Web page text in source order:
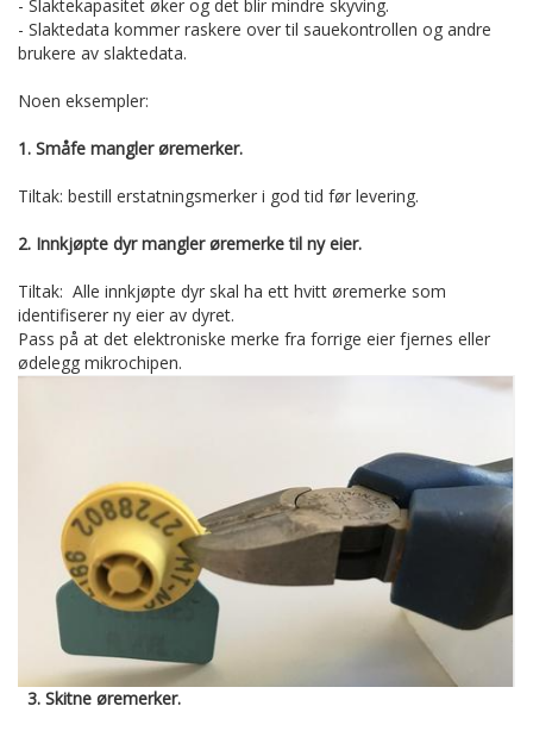
- Slaktekapasitet øker og det blir mindre skyving.
- Slaktedata kommer raskere over til sauekontrollen og andre
brukere av slaktedata.
Noen eksempler:
1. Småfe mangler øremerker.
Tiltak: bestill erstatningsmerker i god tid før levering.
2. Innkjøpte dyr mangler øremerke til ny eier.
Tiltak: Alle innkjøpte dyr skal ha ett hvitt øremerke som
identifiserer ny eier av dyret.
Pass på at det elektroniske merke fra forrige eier fjernes eller
ødelegg mikrochipen.
3. Skitne øremerker.